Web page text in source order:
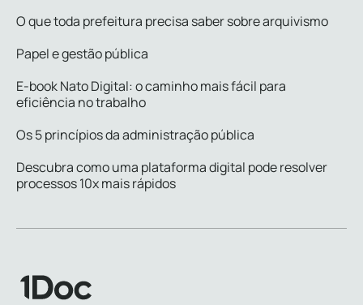
O que toda prefeitura precisa saber sobre arquivismo
Papel e gestão pública
E-book Nato Digital: o caminho mais fácil para
eficiência no trabalho
Os 5 princípios da administração pública
Descubra como uma plataforma digital pode resolver
processos 10x mais rápidos